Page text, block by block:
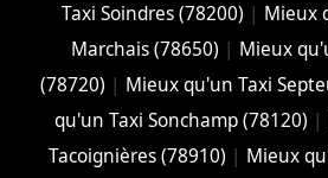
Taxi Soindres (78200) | Mieux
Marchais (78650) | Mieux
(78720) | Mieux qu'un Taxi
qu'un Taxi Sonchamp (78120) |
Tacoignières (78910) | Mieux